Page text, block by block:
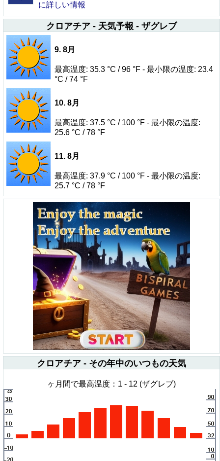
に詳しい情報
クロアチア - 天気予報 - ザグレブ
9. 8月
最高温度: 35.3 °C / 96 °F - 最小限の温度: 23.4
°C / 74 °F
10. 8月
最高温度: 37.5 °C / 100 °F - 最小限の温度:
25.6 °C / 78 °F
11. 8月
最高温度: 37.9 °C / 100 °F - 最小限の温度:
25.7 °C / 78 °F
クロアチア - その年中のいつもの天気
ヶ月間で最高温度：1 - 12 (ザグレブ)